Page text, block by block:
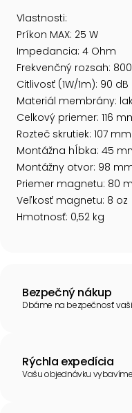
Vlastnosti:
Príkon MAX: 25 W
Impedancia: 4 Ohm
Frekvenčný rozsah:
Citlivosť (1W/1m): 90 dB
Materiál membrány:
Celkový priemer: 116
Rozteč skrutiek: 107 mm
Montážna hĺbka: 45
Montážny otvor: 98
Priemer magnetu: 80
Veľkosť magnetu: 8 oz
Hmotnosť: 0,52 kg
Bezpečný nákup
Dbáme na bezpečnosť
Rýchla expedícia
Vašu objednávku